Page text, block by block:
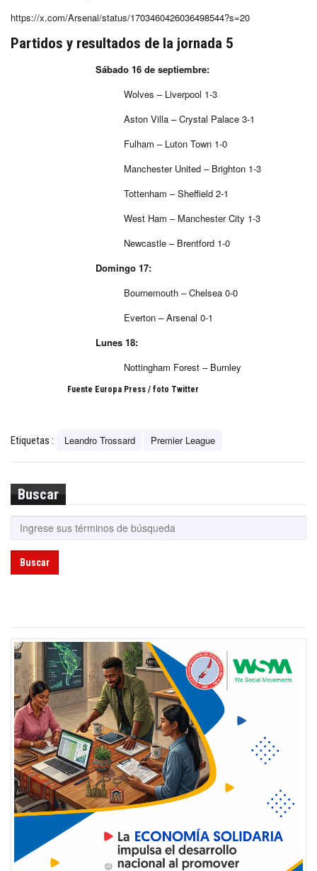
https://x.com/Arsenal/status/1703460426036498544?s=20
Partidos y resultados de la jornada 5
Sábado 16 de septiembre:
Wolves – Liverpool 1-3
Aston Villa – Crystal Palace 3-1
Fulham – Luton Town 1-0
Manchester United – Brighton 1-3
Tottenham – Sheffield 2-1
West Ham – Manchester City 1-3
Newcastle – Brentford 1-0
Domingo 17:
Bournemouth – Chelsea 0-0
Everton – Arsenal 0-1
Lunes 18:
Nottingham Forest – Burnley
Fuente Europa Press / foto Twitter
Etiquetas : Leandro Trossard Premier League
Buscar
Buscar